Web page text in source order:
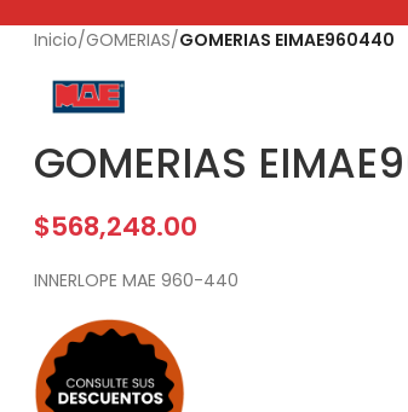
Inicio/GOMERIAS/GOMERIAS EIMAE960440
GOMERIAS
$568,248.00
INNERLOPE MAE 960-440